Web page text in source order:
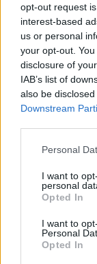
opt-out request
interest-based
us or personal
your opt-out.
disclosure of
IAB’s list of
also be
Downstream
Personal
I want to
personal
Opted In
I want to
Personal
Opted In